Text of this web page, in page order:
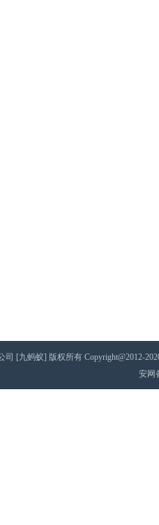
[九蚂蚁] 版权所有 Copyright@2012-
安网